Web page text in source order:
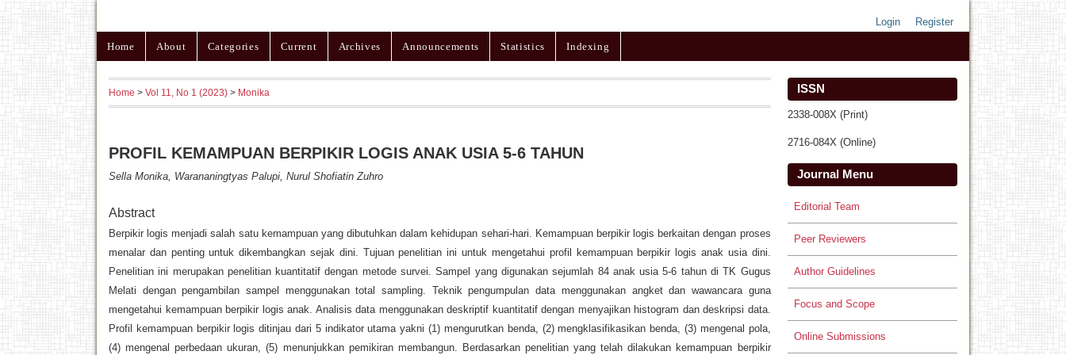
Login Register
Home About Categories Current Archives Announcements Statistics Indexing
ISSN
2338-008X (Print)
2716-084X (Online)
Journal Menu
Editorial Team
Peer Reviewers
Author Guidelines
Focus and Scope
Online Submissions
Home > Vol 11, No 1 (2023) > Monika
PROFIL KEMAMPUAN BERPIKIR LOGIS ANAK USIA 5-6 TAHUN
Sella Monika, Warananingtyas Palupi, Nurul Shofiatin Zuhro
Abstract
Berpikir logis menjadi salah satu kemampuan yang dibutuhkan dalam kehidupan sehari-hari. Kemampuan berpikir logis berkaitan dengan proses
menalar dan penting untuk dikembangkan sejak dini. Tujuan penelitian ini untuk mengetahui profil kemampuan berpikir logis anak usia dini.
Penelitian ini merupakan penelitian kuantitatif dengan metode survei. Sampel yang digunakan sejumlah 84 anak usia 5-6 tahun di TK Gugus
Melati dengan pengambilan sampel menggunakan total sampling. Teknik pengumpulan data menggunakan angket dan wawancara guna
mengetahui kemampuan berpikir logis anak. Analisis data menggunakan deskriptif kuantitatif dengan menyajikan histogram dan deskripsi data.
Profil kemampuan berpikir logis ditinjau dari 5 indikator utama yakni (1) mengurutkan benda, (2) mengklasifikasikan benda, (3) mengenal pola,
(4) mengenal perbedaan ukuran, (5) menunjukkan pemikiran membangun. Berdasarkan penelitian yang telah dilakukan kemampuan berpikir